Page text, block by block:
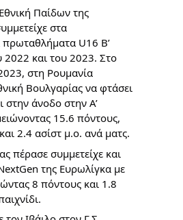
Παίδων της
στα
U16 Β’
2022 και του 2023. Στο
στη Ρουμανία
Βουλγαρίας να φτάσει
στην άνοδο στην Α’
15.6 πόντους,
2.4 ασίστ μ.ο. ανά ματς.
πέρασε συμμετείχε και
της Ευρωλίγκα με
8 πόντους και 1.8